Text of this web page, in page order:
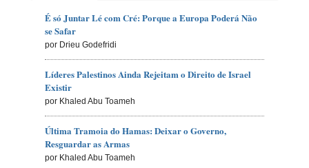
É só Juntar Lé com Cré: Porque a Europa Poderá Não
se Safar
por Drieu Godefridi
Líderes Palestinos Ainda Rejeitam o Direito de Israel
Existir
por Khaled Abu Toameh
Última Tramoia do Hamas: Deixar o Governo,
Resguardar as Armas
por Khaled Abu Toameh